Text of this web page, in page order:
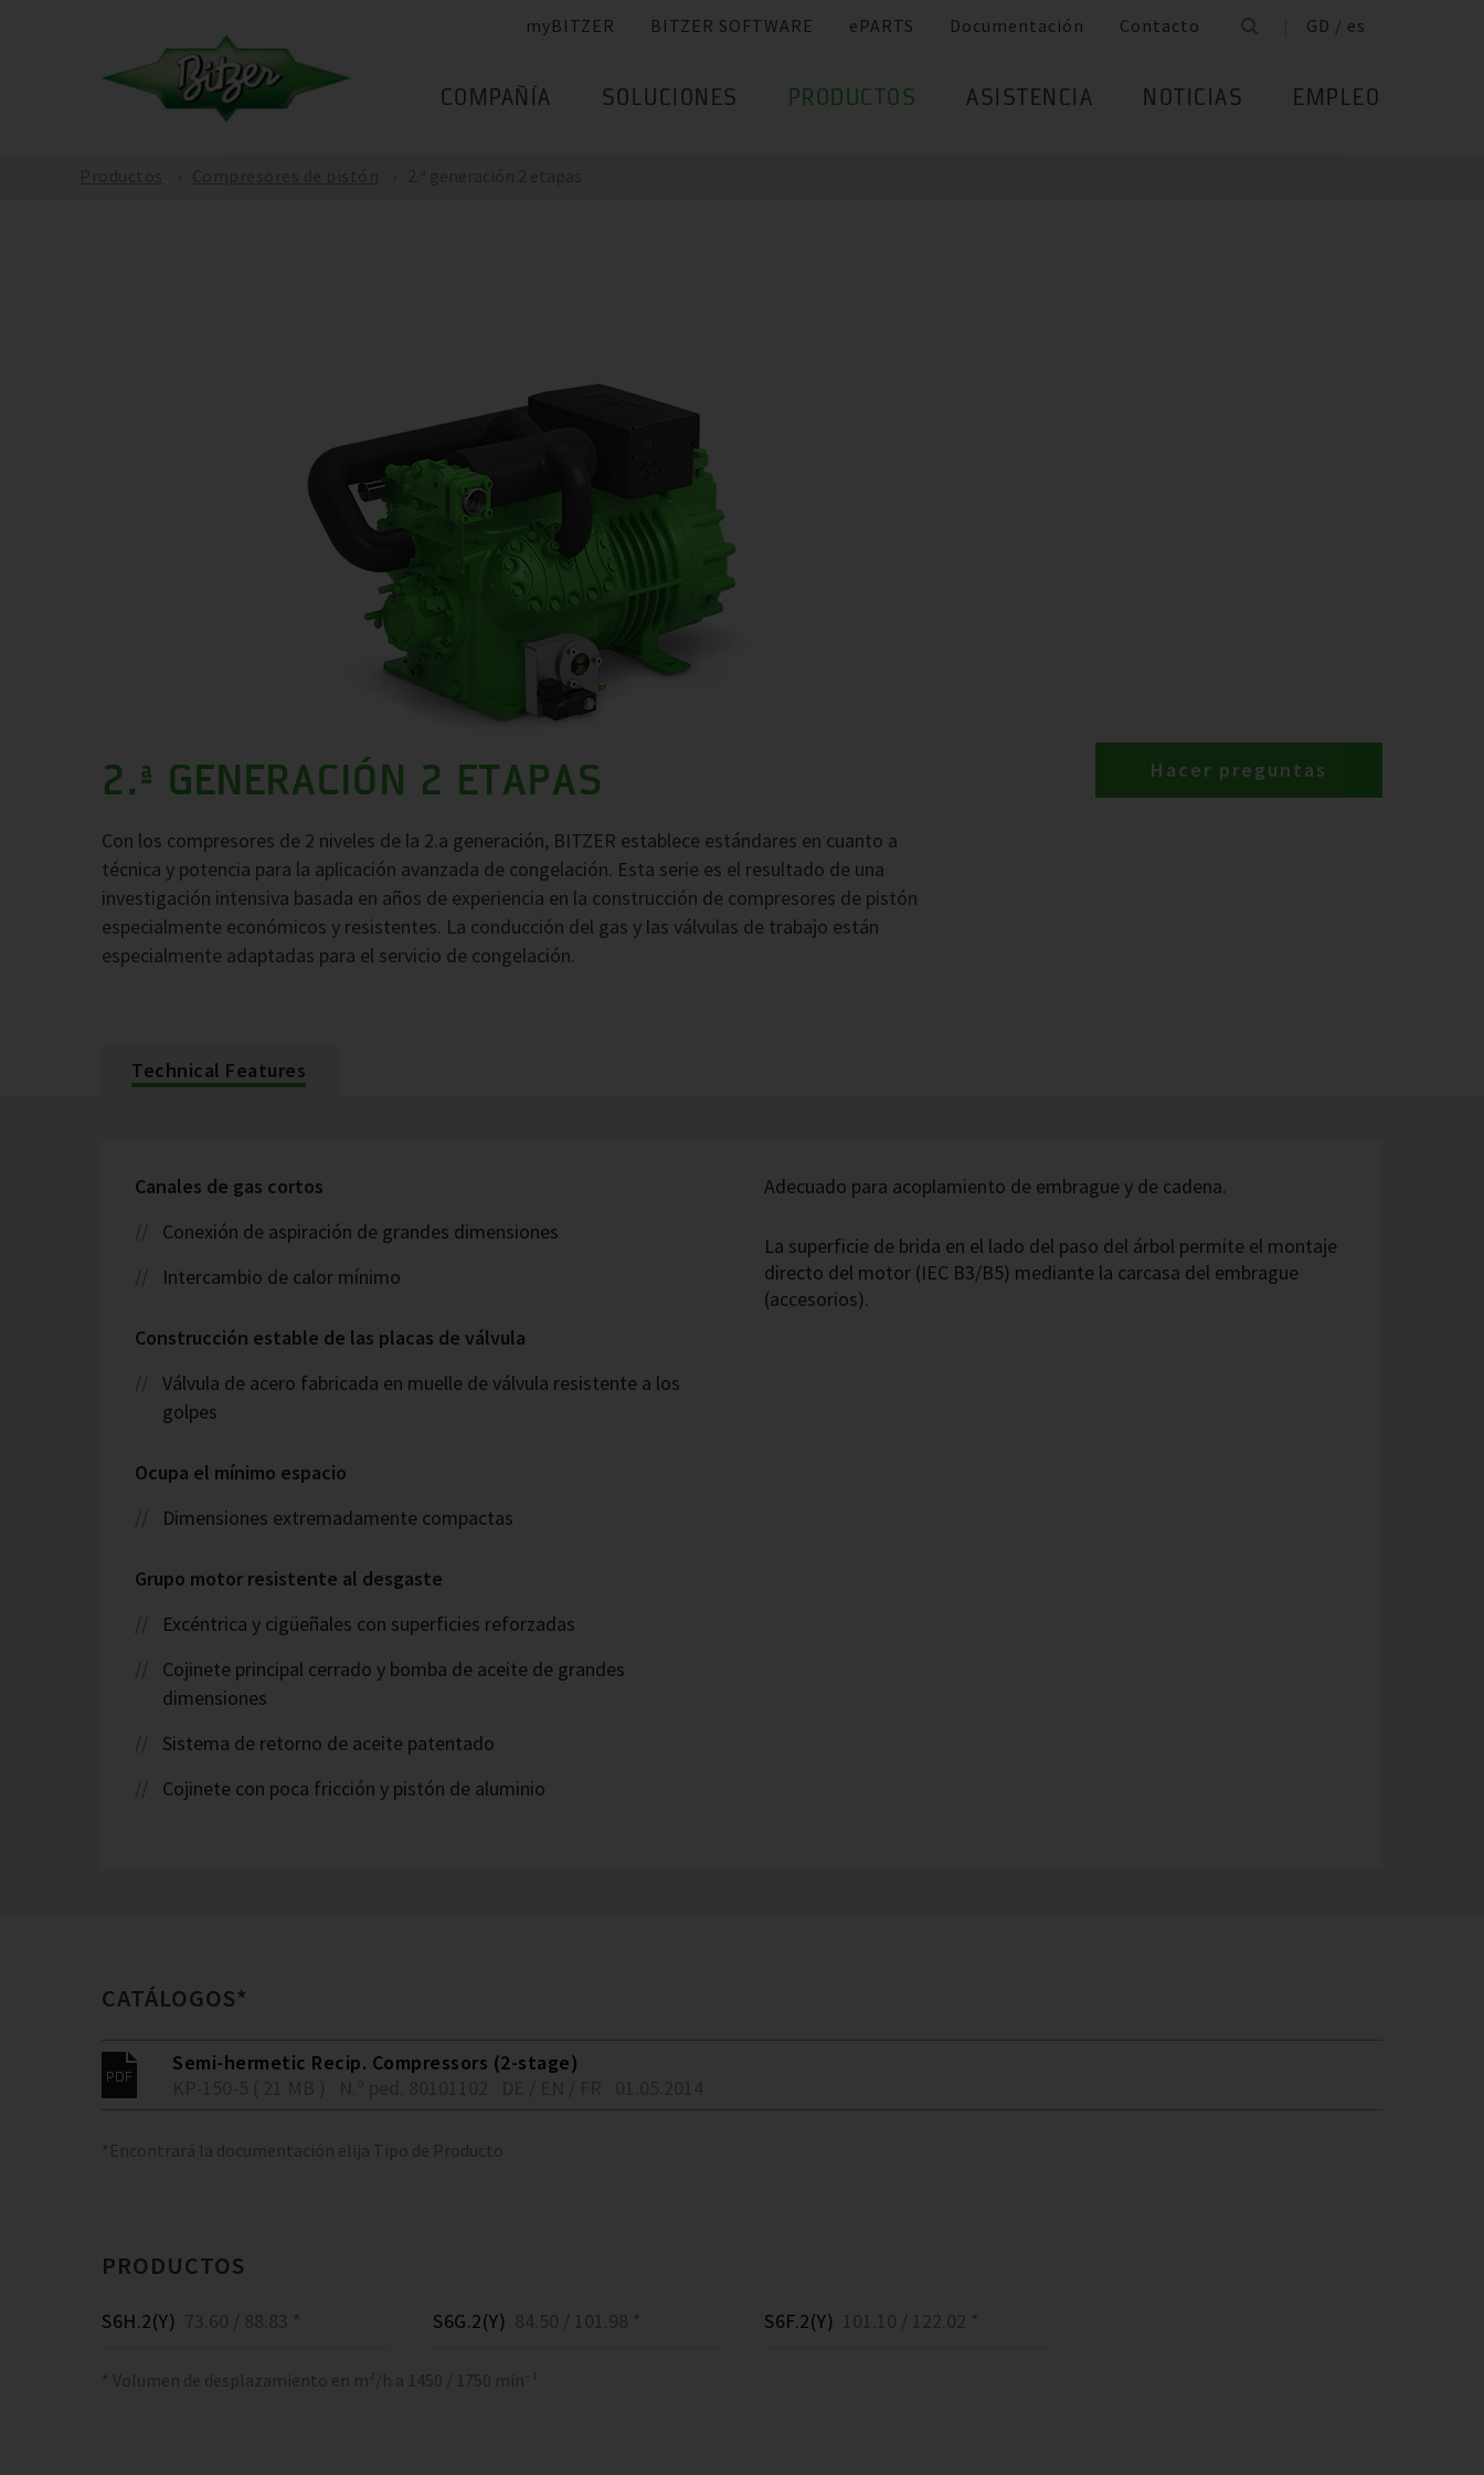
myBITZER BITZER SOFTWARE ePARTS Documentación Contacto GD / es
COMPAÑÍA SOLUCIONES PRODUCTOS ASISTENCIA NOTICIAS EMPLEO
2.ª GENERACIÓN 2 ETAPAS
Con los compresores de 2 niveles de la 2.a generación, BITZER establece estándares en cuanto a
técnica y potencia para la aplicación avanzada de congelación. Esta serie es el resultado de una
investigación intensiva basada en años de experiencia en la construcción de compresores de pistón
especialmente económicos y resistentes. La conducción del gas y las válvulas de trabajo están
especialmente adaptadas para el servicio de congelación.
Hacer preguntas
Technical Features
Canales de gas cortos
Conexión de aspiración de grandes dimensiones
Intercambio de calor mínimo
Construcción estable de las placas de válvula
Válvula de acero fabricada en muelle de válvula resistente a los
golpes
Ocupa el mínimo espacio
Dimensiones extremadamente compactas
Grupo motor resistente al desgaste
Excéntrica y cigüeñales con superficies reforzadas
Cojinete principal cerrado y bomba de aceite de grandes
dimensiones
Sistema de retorno de aceite patentado
Cojinete con poca fricción y pistón de aluminio
Adecuado para acoplamiento de embrague y de cadena.
La superficie de brida en el lado del paso del árbol permite el montaje
directo del motor (IEC B3/B5) mediante la carcasa del embrague
(accesorios).
CATÁLOGOS*
Semi-hermetic Recip. Compressors (2-stage)
*Encontrará la documentación elija Tipo de Producto
PRODUCTOS
S6H.2(Y) 73.60 / 88.83 * S6G.2(Y) 84.50 / 101.98 * S6F.2(Y) 101.10 / 122.02 *
* Volumen de desplazamiento en m³/h a 1450 / 1750 min⁻¹